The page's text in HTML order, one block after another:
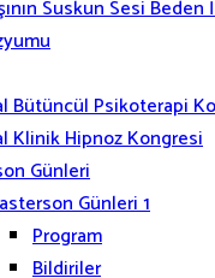
Suskun Sesi Beden
Bütüncül Psikoterapi
Klinik Hipnoz Kongresi
Günleri
Günleri 1
Program
Bildiriler